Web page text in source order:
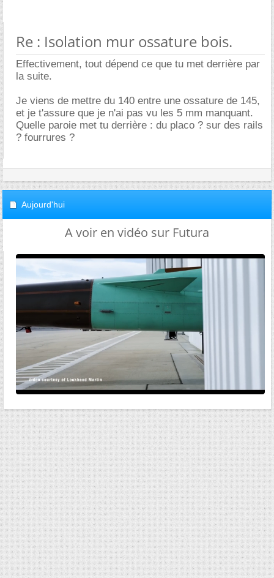
Re : Isolation mur ossature bois.
Effectivement, tout dépend ce que tu met derrière par
la suite.
Je viens de mettre du 140 entre une ossature de 145,
et je t'assure que je n'ai pas vu les 5 mm manquant.
Quelle paroie met tu derrière : du placo ? sur des rails
? fourrures ?
Aujourd'hui
A voir en vidéo sur Futura